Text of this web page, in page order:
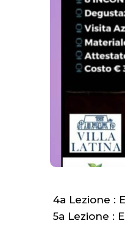
4a Lezione :
5a Lezione :